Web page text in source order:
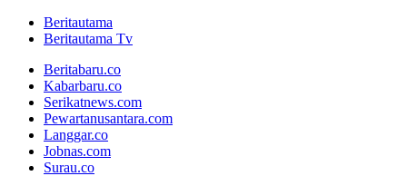
Beritautama
Beritautama Tv
Beritabaru.co
Kabarbaru.co
Serikatnews.com
Pewartanusantara.com
Langgar.co
Jobnas.com
Surau.co